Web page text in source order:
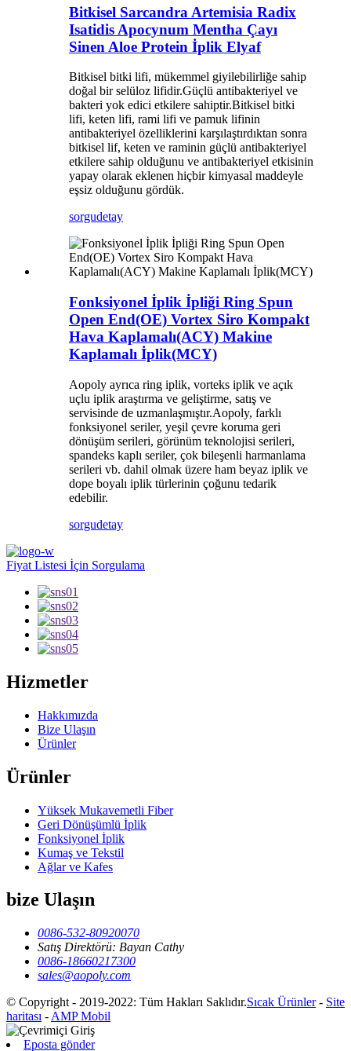
Bitkisel Sarcandra Artemisia Radix
Isatidis Apocynum Mentha Çayı
Sinen Aloe Protein İplik Elyaf
Bitkisel bitki lifi, mükemmel giyilebilirliğe sahip
doğal bir selüloz lifidir.Güçlü antibakteriyel ve
bakteri yok edici etkilere sahiptir.Bitkisel bitki
lifi, keten lifi, rami lifi ve pamuk lifinin
antibakteriyel özelliklerini karşılaştırdıktan sonra
bitkisel lif, keten ve raminin güçlü antibakteriyel
etkilere sahip olduğunu ve antibakteriyel etkisinin
yapay olarak eklenen hiçbir kimyasal maddeyle
eşsiz olduğunu gördük.
sorgudetay
Fonksiyonel İplik İpliği Ring Spun
Open End(OE) Vortex Siro Kompakt
Hava Kaplamalı(ACY) Makine
Kaplamalı İplik(MCY)
Aopoly ayrıca ring iplik, vorteks iplik ve açık
uçlu iplik araştırma ve geliştirme, satış ve
servisinde de uzmanlaşmıştır.Aopoly, farklı
fonksiyonel seriler, yeşil çevre koruma geri
dönüşüm serileri, görünüm teknolojisi serileri,
spandeks kaplı seriler, çok bileşenli harmanlama
serileri vb. dahil olmak üzere ham beyaz iplik ve
dope boyalı iplik türlerinin çoğunu tedarik
edebilir.
sorgudetay
Fiyat Listesi İçin Sorgulama
Hizmetler
Hakkımızda
Bize Ulaşın
Ürünler
Ürünler
Yüksek Mukavemetli Fiber
Geri Dönüşümlü İplik
Fonksiyonel İplik
Kumaş ve Tekstil
Ağlar ve Kafes
bize Ulaşın
0086-532-80920070
Satış Direktörü: Bayan Cathy
0086-18660217300
sales@aopoly.com
© Copyright - 2019-2022: Tüm Hakları Saklıdır.Sıcak Ürünler- Site
haritası - AMP Mobil
Eposta gönder